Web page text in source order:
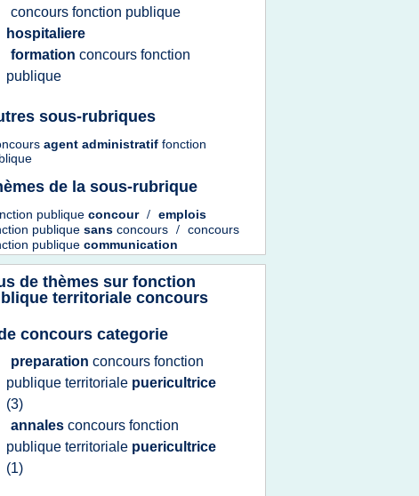
concours fonction publique
hospitaliere
formation concours fonction
publique
sous-rubriques
agent administratif fonction
de la sous-rubrique
publique concour / emplois
publique sans concours / concours
publique communication
de thèmes sur fonction
territoriale concours
concours categorie
preparation concours fonction
publique territoriale puericultrice
(3)
annales concours fonction
publique territoriale puericultrice
(1)